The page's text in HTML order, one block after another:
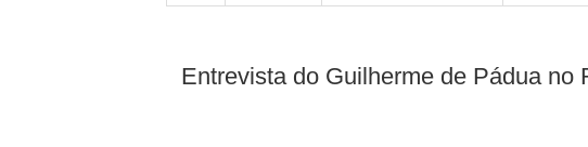
Entrevista do Guilherme de Pádua no